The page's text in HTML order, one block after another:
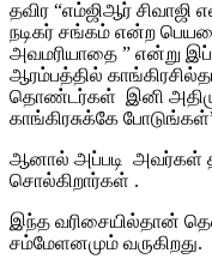
தவிர “எம்ஜிஆர் சிவாஜி
நடிகர் சங்கம் என்ற
அவமரியாதை ” என்று
ஆரம்பத்தில்
தொண்டர்கள் இனி
காங்கிரசுக்கே
ஆனால் அப்படி அவர்கள்
சொல்கிறார்கள் .
இந்த வரிசையில்தான்
சம்மேளனமும் வருகிறது.